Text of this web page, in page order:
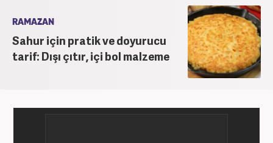
RAMAZAN
Sahur için pratik ve doyurucu
tarif: Dışı çıtır, içi bol malzeme